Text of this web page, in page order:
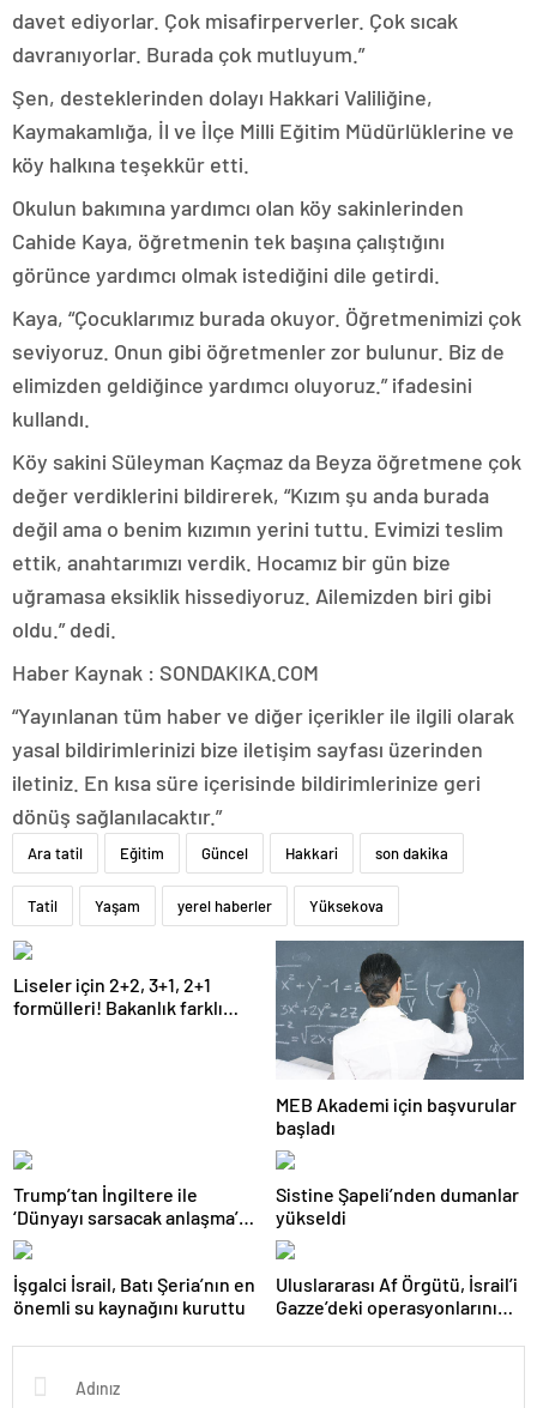
davet ediyorlar. Çok misafirperverler. Çok sıcak
davranıyorlar. Burada çok mutluyum.”
Şen, desteklerinden dolayı Hakkari Valiliğine,
Kaymakamlığa, İl ve İlçe Milli Eğitim Müdürlüklerine ve
köy halkına teşekkür etti.
Okulun bakımına yardımcı olan köy sakinlerinden
Cahide Kaya, öğretmenin tek başına çalıştığını
görünce yardımcı olmak istediğini dile getirdi.
Kaya, “Çocuklarımız burada okuyor. Öğretmenimizi çok
seviyoruz. Onun gibi öğretmenler zor bulunur. Biz de
elimizden geldiğince yardımcı oluyoruz.” ifadesini
kullandı.
Köy sakini Süleyman Kaçmaz da Beyza öğretmene çok
değer verdiklerini bildirerek, “Kızım şu anda burada
değil ama o benim kızımın yerini tuttu. Evimizi teslim
ettik, anahtarımızı verdik. Hocamız bir gün bize
uğramasa eksiklik hissediyoruz. Ailemizden biri gibi
oldu.” dedi.
Haber Kaynak : SONDAKIKA.COM
“Yayınlanan tüm haber ve diğer içerikler ile ilgili olarak
yasal bildirimlerinizi bize iletişim sayfası üzerinden
iletiniz. En kısa süre içerisinde bildirimlerinize geri
dönüş sağlanılacaktır.”
Ara tatil Eğitim Güncel Hakkari son dakika
Tatil Yaşam yerel haberler Yüksekova
Liseler için 2+2, 3+1, 2+1
formülleri! Bakanlık farklı
MEB Akademi için başvurular
başladı
Trump’tan İngiltere ile
‘Dünyayı sarsacak anlaşma’
açıklaması
Sistine Şapeli’nden dumanlar
yükseldi
İşgalci İsrail, Batı Şeria’nın en
önemli su kaynağını kuruttu
Uluslararası Af Örgütü, İsrail’i
Gazze’deki operasyonlarını
etmeye çağırdı